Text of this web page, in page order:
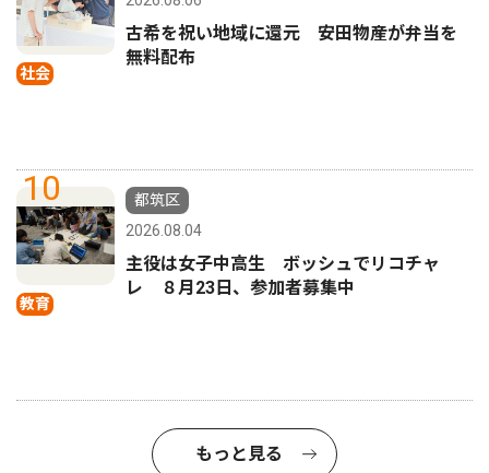
社会
古希を祝い地域に還元 安田物産が弁当を
無料配布
10
教育
都筑区
2026.08.04
主役は女子中高生 ボッシュでリコチャ
レ ８月23日、参加者募集中
もっと見る